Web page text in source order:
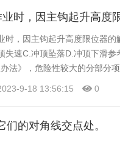
时，因主钩起升高度限位器
失速C.冲顶坠落D.冲顶下滑
法》，危险性较大的分部分
并加盖(D)。A.专业监理...
9-18 13:56:15 0
的对角线交点处。